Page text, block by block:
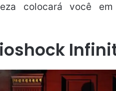
colocará você